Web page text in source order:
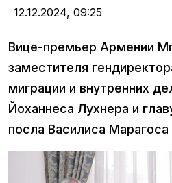
12.12.2024, 09:25
Вице-премьер Армении
заместителя
миграции и внутренних
Йоханнеса Лухнера и
посла Василиса Марагоса